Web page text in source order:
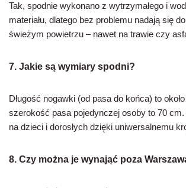
Tak, spodnie wykonano z wytrzymałego i
materiału, dlatego bez problemu nadają się
świeżym powietrzu – nawet na trawie czy
7. Jakie są wymiary spodni?
Długość nogawki (od pasa do końca) to
szerokość pasa pojedynczej osoby to 70 cm.
na dzieci i dorosłych dzięki uniwersalnemu
8. Czy można je wynająć poza